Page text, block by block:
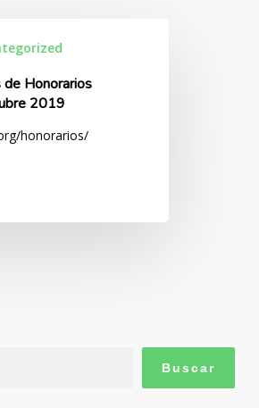
de Honorarios
2019
honorarios/
Buscar